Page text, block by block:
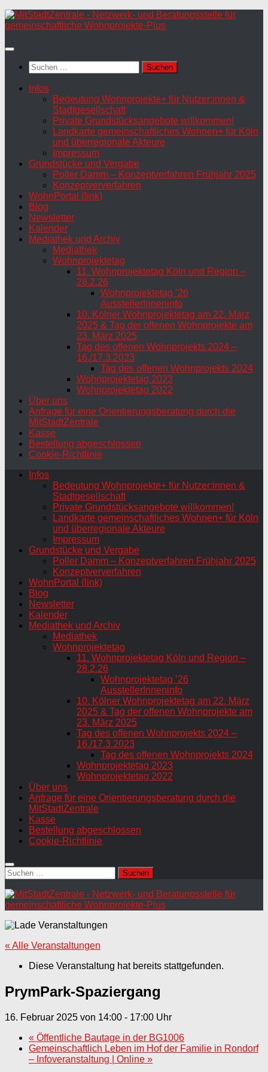
Zum
Inhalt
Suchen
nach:
Infos
Bedeutung Wohnprojekte+ für Nutzer:innen &
Stadtgesellschaft
Private Grundstücksangebote willkommen!
Landkarte gemeinschaftliches Wohnen+ für Köln
und überregionale Akteure
Impressum
Grundstücke und Vergabe
Poller Damm – Konzeptverfahren Frühjahr 2025
Konzeptververfahren
WohnPortal (link)
Blog
Newsletter
Kalender
Mediathek und Archiv
Mediathek
Wohnprojektetag
11. Wohnprojektetag Köln und Region –
28.2.26
Wohnprojektetag ’26
AusstellerInneninfo
10. Kölner Wohnprojektetag am 22. März
2025 & Tag der offenen Wohnprojekte am
23. März 2025
Tag des offenen Wohnprojekts 2024 –
16./17.3.2023
Tag des offenen Wohnprojekts 2024
Wohnprojektetag 2023
Wohnprojektetag 2022
Über uns
Anfrage für eine Orientierungsberatung durch die
MitStadtZentrale
Kasse
Bestellung abgeschlossen
Cookie-Richtlinie
Infos
Bedeutung Wohnprojekte+ für Nutzer:innen &
Stadtgesellschaft
Private Grundstücksangebote willkommen!
Landkarte gemeinschaftliches Wohnen+ für Köln
und überregionale Akteure
Impressum
Grundstücke und Vergabe
Poller Damm – Konzeptverfahren Frühjahr 2025
Konzeptververfahren
WohnPortal (link)
Blog
Newsletter
Kalender
Mediathek und Archiv
Mediathek
Wohnprojektetag
11. Wohnprojektetag Köln und Region –
28.2.26
Wohnprojektetag ’26
AusstellerInneninfo
10. Kölner Wohnprojektetag am 22. März
2025 & Tag der offenen Wohnprojekte am
23. März 2025
Tag des offenen Wohnprojekts 2024 –
16./17.3.2023
Tag des offenen Wohnprojekts 2024
Wohnprojektetag 2023
Wohnprojektetag 2022
Über uns
Anfrage für eine Orientierungsberatung durch die
MitStadtZentrale
Kasse
Bestellung abgeschlossen
Cookie-Richtlinie
Suchen
nach:
« Alle Veranstaltungen
Diese Veranstaltung hat bereits stattgefunden.
PrymPark-Spaziergang
16. Februar 2025 von 14:00 - 17:00
« Öffentliche Bautage in der BG1006
Gemeinschaftlich Leben im Hof der Familie in Rondorf
– Infoveranstaltung | Online »